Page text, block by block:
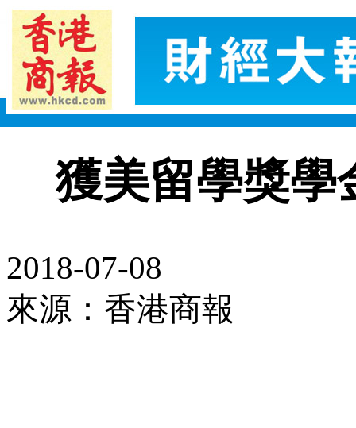
獲美留學獎學
2018-07-08
來源：香港商報